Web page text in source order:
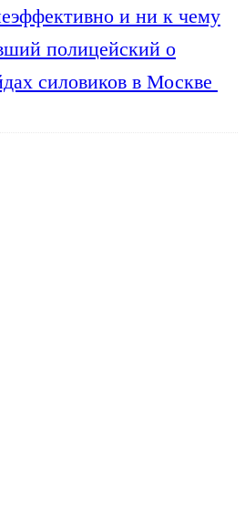
и ни к чему
полицейский о
силовиков в Москве